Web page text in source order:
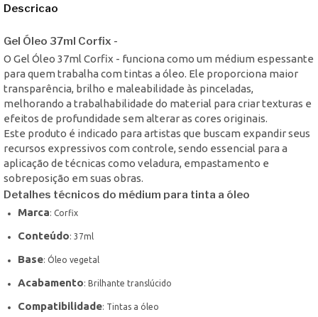
Descricao
Gel Óleo 37ml Corfix -
O Gel Óleo 37ml Corfix - funciona como um médium espessante
para quem trabalha com tintas a óleo. Ele proporciona maior
transparência, brilho e maleabilidade às pinceladas,
melhorando a trabalhabilidade do material para criar texturas e
efeitos de profundidade sem alterar as cores originais.
Este produto é indicado para artistas que buscam expandir seus
recursos expressivos com controle, sendo essencial para a
aplicação de técnicas como veladura, empastamento e
sobreposição em suas obras.
Detalhes técnicos do médium para tinta a óleo
Marca: Corfix
Conteúdo: 37ml
Base: Óleo vegetal
Acabamento: Brilhante translúcido
Compatibilidade: Tintas a óleo